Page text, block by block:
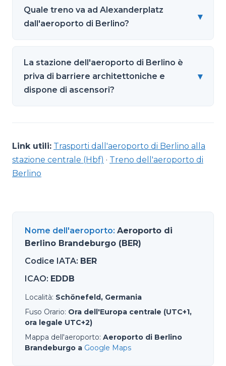
Quale treno va ad Alexanderplatz
dall'aeroporto di Berlino?
▾
La stazione dell'aeroporto di Berlino è
priva di barriere architettoniche e
dispone di ascensori?
▾
Link utili: Trasporti dall'aeroporto di Berlino alla
stazione centrale (Hbf) · Treno dell'aeroporto di
Berlino
Nome dell'aeroporto: Aeroporto di
Berlino Brandeburgo (BER)
Codice IATA: BER
ICAO: EDDB
Località: Schönefeld, Germania
Fuso Orario: Ora dell'Europa centrale (UTC+1,
ora legale UTC+2)
Mappa dell'aeroporto: Aeroporto di Berlino
Brandeburgo a Google Maps